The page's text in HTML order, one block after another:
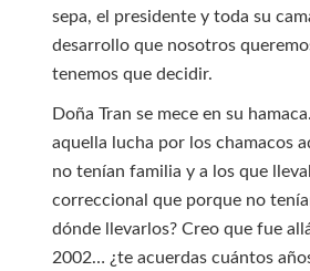
sepa, el presidente y toda su
desarrollo que nosotros
tenemos que decidir.
Doña Tran se mece en su
aquella lucha por los chamacos
no tenían familia y a los que
correccional que porque no
dónde llevarlos? Creo que fue
2002… ¿te acuerdas cuántos